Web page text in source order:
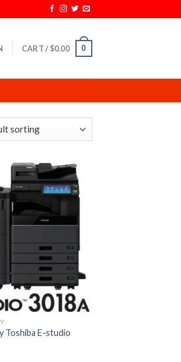
CART /$0.00 0
Toshiba E-studio